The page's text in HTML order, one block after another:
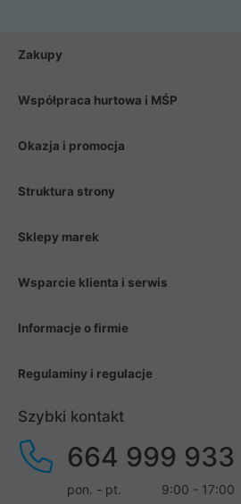
Zakupy
Współpraca hurtowa i MŚP
Okazja i promocja
Struktura strony
Sklepy marek
Wsparcie klienta i serwis
Informacje o firmie
Regulaminy i regulacje
Szybki kontakt
664 999 933
pon. - pt.
9:00 - 17:00